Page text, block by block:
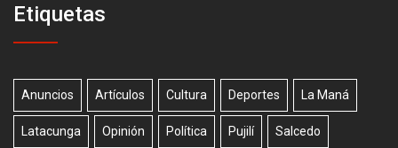
Etiquetas
Anuncios Artículos Cultura Deportes La Maná
Latacunga Opinión Política Pujilí Salcedo